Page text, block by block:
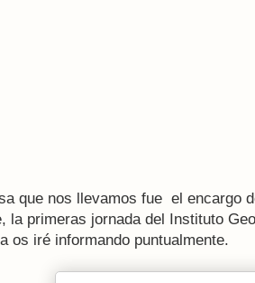
que nos llevamos fue el encargo
la primeras jornada del Instituto
os iré informando puntualmente.